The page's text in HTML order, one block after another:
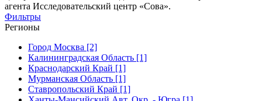
агента Исследовательский центр «Сова».
Фильтры
Регионы
Город Москва [2]
Калининградская Область [1]
Краснодарский Край [1]
Мурманская Область [1]
Ставропольский Край [1]